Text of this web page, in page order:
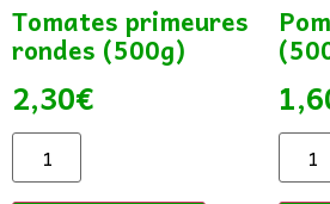
Tomates primeures
rondes (500g)
2,30€